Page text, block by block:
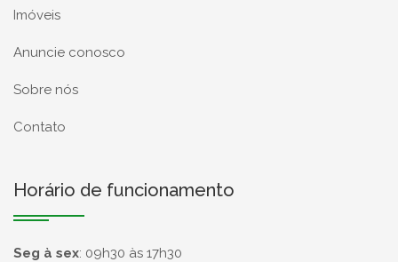
Imóveis
Anuncie conosco
Sobre nós
Contato
Horário de funcionamento
Seg à sex: 09h30 às 17h30